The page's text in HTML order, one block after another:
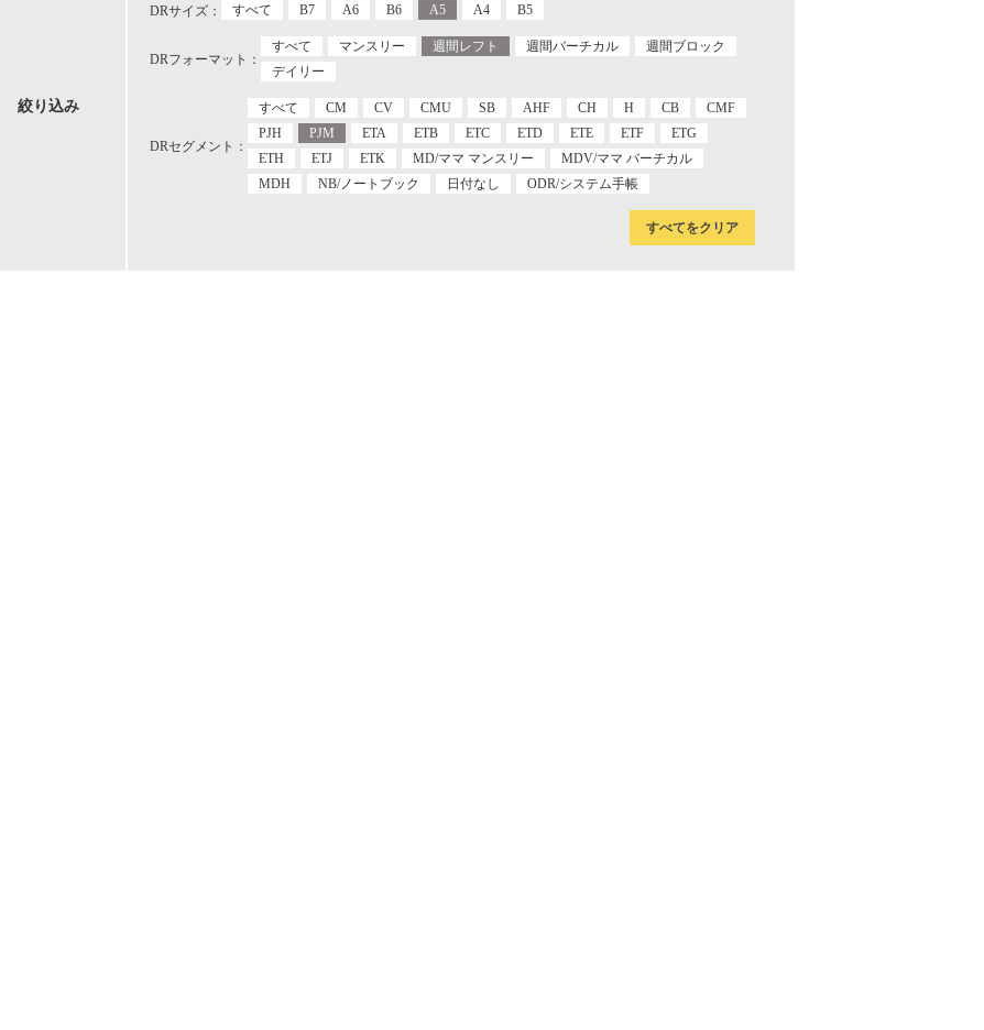
絞り込み
DRサイズ： すべて B7 A6 B6 A5 A4 B5
DRフォーマット：
すべて マンスリー 週間レフト 週間バーチカル
週間ブロック
デイリー
DRセグメント：
すべて CM CV CMU SB AHF CH H CB
CMF
PJH
PJM ETA ETB ETC ETD ETE ETF
ETG
ETH
ETJ ETK MD/ママ マンスリー
MDV/ママ バーチカル
MDH
NB/ノートブック 日付なし ODR/システム手帳
すべてをクリア